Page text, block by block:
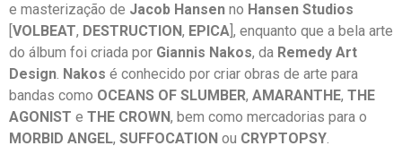
e masterização de Jacob Hansen no Hansen Studios
VOLBEAT, DESTRUCTION, EPICA ], enquanto que a bela arte
do álbum foi criada por Giannis Nakos, da Remedy Art
Design. Nakos é conhecido por criar obras de arte para
bandas como OCEANS OF SLUMBER, AMARANTHE, THE
AGONIST e THE CROWN, bem como mercadorias para o
MORBID ANGEL, SUFFOCATION ou CRYPTOPSY.